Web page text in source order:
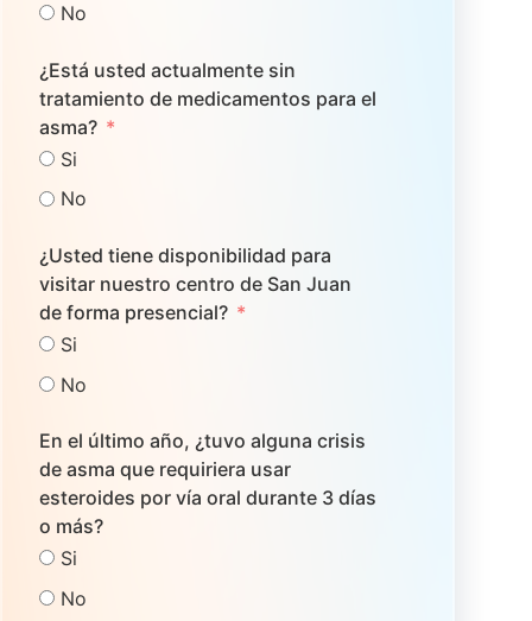
No
¿Está usted actualmente sin
tratamiento de medicamentos para el
asma?
Si
No
¿Usted tiene disponibilidad para
visitar nuestro centro de San Juan
de forma presencial?
Si
No
En el último año, ¿tuvo alguna crisis
de asma que requiriera usar
esteroides por vía oral durante 3 días
o más?
Si
No